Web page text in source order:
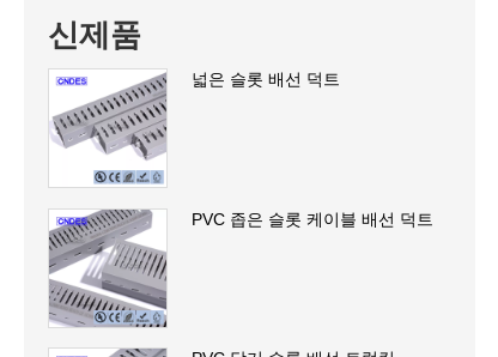
신제품
넓은 슬롯 배선 덕트
PVC 좁은 슬롯 케이블 배선 덕트